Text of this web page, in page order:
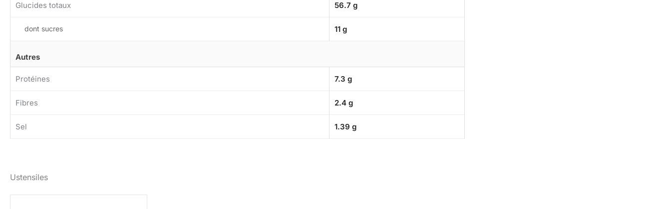
Glucides totaux 56.7 g
dont sucres 11 g
Autres
Protéines 7.3 g
Fibres 2.4 g
Sel 1.39 g
Ustensiles